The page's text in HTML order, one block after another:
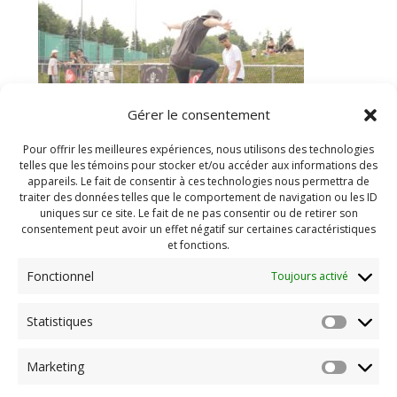
Gérer le consentement
Pour offrir les meilleures expériences, nous utilisons des technologies
telles que les témoins pour stocker et/ou accéder aux informations des
appareils. Le fait de consentir à ces technologies nous permettra de
traiter des données telles que le comportement de navigation ou les ID
uniques sur ce site. Le fait de ne pas consentir ou de retirer son
consentement peut avoir un effet négatif sur certaines caractéristiques
et fonctions.
Fonctionnel Toujours activé
Statistiques
Marketing
https://www.mdjboucherville.ca/wp-
content/uploads/2020/09/cropped-Skatefest-2018-
Navigation
de
Previous:
post: